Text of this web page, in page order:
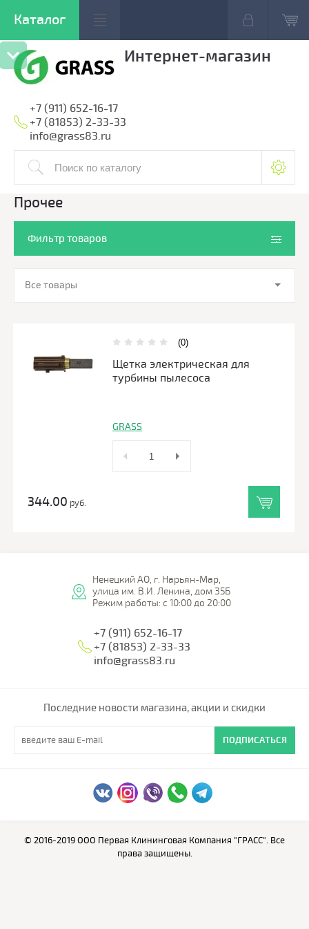
Интернет-магазин
+7 (911) 652-16-17
+7 (81853) 2-33-33
info@grass83.ru
Прочее
Фильтр товаров
Все товары
(0)
Щетка электрическая для
турбины пылесоса
GRASS
344.00 руб.
Ненецкий АО, г. Нарьян-Мар,
улица им. В.И. Ленина, дом 35Б
Режим работы: с 10:00 до 20:00
+7 (911) 652-16-17
+7 (81853) 2-33-33
info@grass83.ru
Последние новости магазина, акции и скидки
ПОДПИСАТЬСЯ
© 2016-2019 ООО Первая Клининговая Компания "ГРАСС". Все
права защищены.